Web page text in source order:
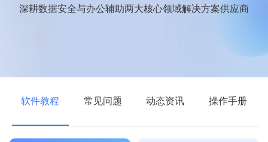
深耕数据安全与办公辅助两大核心领域解决方案供应商
软件教程 常见问题 动态资讯 操作手册